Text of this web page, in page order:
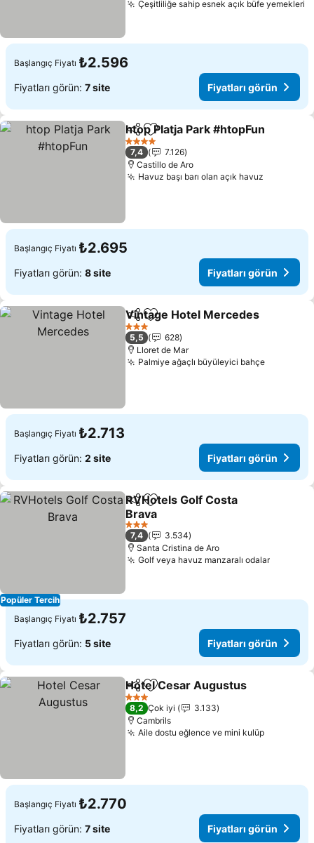
Çeşitliliğe sahip esnek açık büfe yemekleri
Başlangıç Fiyatı ₺2.596
Fiyatları görün: 7 site Fiyatları görün
PaylaşFavorilerime ekle
htop Platja Park #htopFun
4 Yıldız
7,4
7.126
Castillo de Aro
Havuz başı barı olan açık havuz
Başlangıç Fiyatı ₺2.695
Fiyatları görün: 8 site Fiyatları görün
PaylaşFavorilerime ekle
Vintage Hotel Mercedes
3 Yıldız
5,5
628
Lloret de Mar
Palmiye ağaçlı büyüleyici bahçeFiyatları
Başlangıç Fiyatı ₺2.713
Fiyatları görün: 2 site Fiyatları görün
Popüler Tercih
PaylaşFavorilerime ekle
RVHotels Golf Costa
Brava
Fiyatları görün
3 Yıldız
7,4
3.534
Santa Cristina de Aro
Golf veya havuz manzaralı odalar
Başlangıç Fiyatı ₺2.757
Fiyatları görün: 5 site Fiyatları görün
PaylaşFavorilerime ekle
Hotel Cesar Augustus
3 Yıldız
8,2 Çok iyi
3.133
Cambrils
Aile dostu eğlence ve mini kulüpFiyatları
Başlangıç Fiyatı ₺2.770
Fiyatları görün: 7 site Fiyatları görün